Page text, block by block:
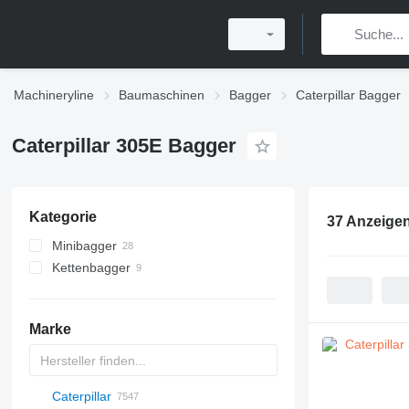
Machineryline Baumaschinen Bagger Caterpillar Bagger
Caterpillar 305E Bagger
Kategorie
Minibagger
Kettenbagger
Marke
AX
140W
BC
323
90
CK
440
Caterpillar
37